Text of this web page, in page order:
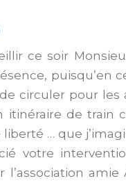
ce soir
puisqu’en
circuler pour
itinéraire de train
… que
votre
l’association